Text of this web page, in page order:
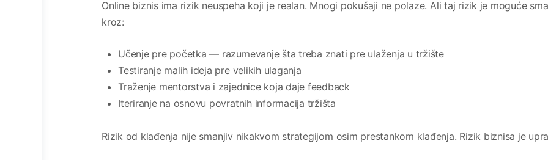
Online biznis ima rizik neuspeha koji je realan. Mnogi pokušaji ne polaze. Ali taj rizik je moguće
kroz:
Učenje pre početka — razumevanje šta treba znati pre ulaženja u tržište
Testiranje malih ideja pre velikih ulaganja
Traženje mentorstva i zajednice koja daje feedback
Iteriranje na osnovu povratnih informacija tržišta
Rizik od klađenja nije smanjiv nikakvom strategijom osim prestankom klađenja. Rizik biznisa je